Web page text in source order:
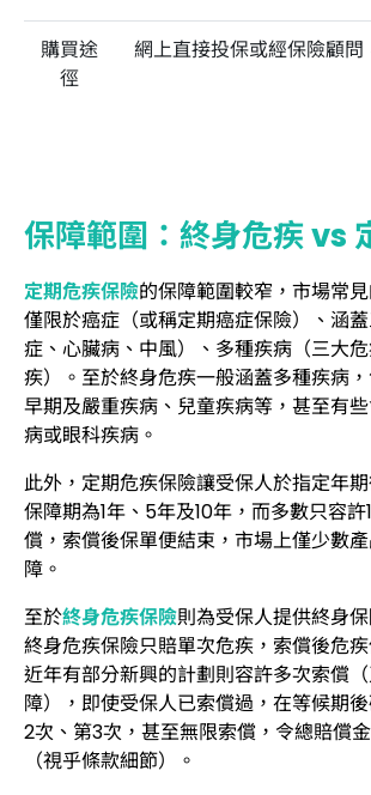
購買途
徑
網上直接投保或經保險顧問
保障範圍：終身危疾 vs
定期危疾保險的保障範圍較窄，市場常
僅限於癌症（或稱定期癌症保險）、涵
症、心臟病、中風）、多種疾病（三大
疾）。至於終身危疾一般涵蓋多種疾病
早期及嚴重疾病、兒童疾病等，甚至有
病或眼科疾病。
此外，定期危疾保險讓受保人於指定年
保障期為1年、5年及10年，而多數只容
償，索償後保單便結束，市場上僅少數
障。
至於終身危疾保險則為受保人提供終身
終身危疾保險只賠單次危疾，索償後危
近年有部分新興的計劃則容許多次索償
障），即使受保人已索償過，在等候期
2次、第3次，甚至無限索償，令總賠償
（視乎條款細節）。